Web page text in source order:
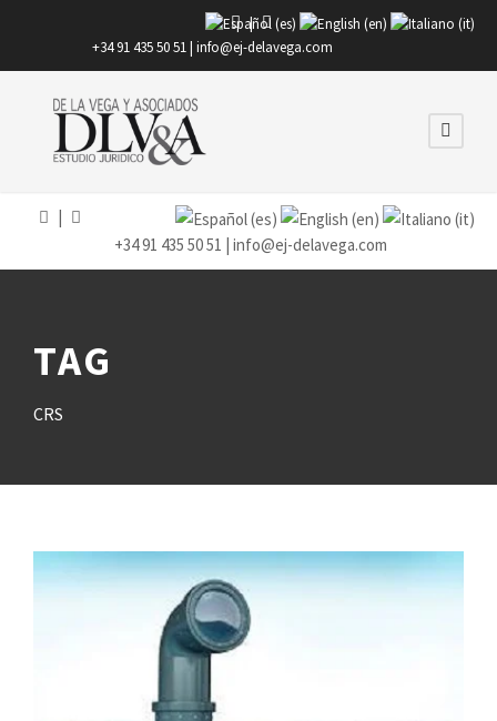
|
+34 91 435 50 51 | info@ej-delavega.com
+34 91 435 50 51 | info@ej-delavega.com
TAG
CRS